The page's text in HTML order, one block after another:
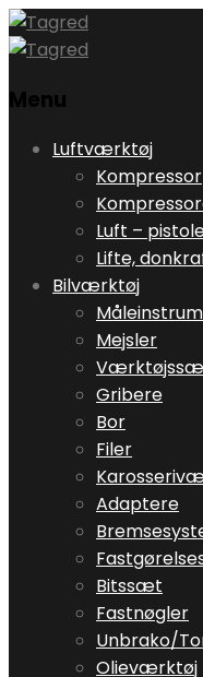
Menu
Skip
content
Luftværktøj
Kompressor
Luft –
Lifte,
Bilværktøj
Mejsler
Gribere
Bor
Filer
Adaptere
Bitssæt
Fastnøgler
Unbrako/
Olieværktøj